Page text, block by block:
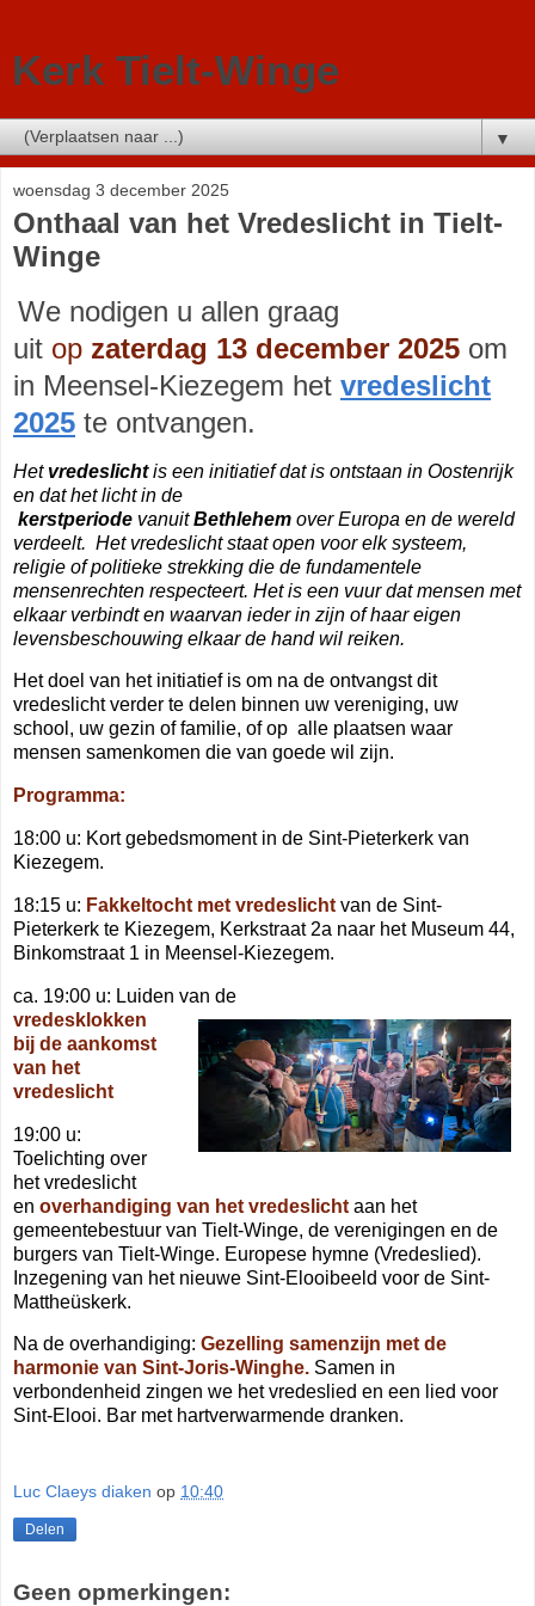
Kerk Tielt-Winge
▼
woensdag 3 december 2025
Onthaal van het Vredeslicht in Tielt-
Winge
We nodigen u allen graag
uit op zaterdag 13 december 2025 om
in Meensel-Kiezegem het vredeslicht
2025 te ontvangen.
Het vredeslichtis een initiatief dat is ontstaan in Oostenrijk
en dat het licht in de
kerstperiode vanuitBethlehem over Europa en de wereld
verdeelt. Het vredeslicht staat open voor elk systeem,
religie of politieke strekking die de fundamentele
mensenrechten respecteert. Het is een vuur dat mensen met
elkaar verbindt en waarvan ieder in zijn of haar eigen
levensbeschouwing elkaar de hand wil reiken.
Het doel van het initiatief is om na de ontvangst dit
vredeslicht verder te delen binnen uw vereniging, uw
school, uw gezin of familie, of op alle plaatsen waar
mensen samenkomen die van goede wil zijn.
Programma:
18:00 u: Kort gebedsmoment in de Sint-Pieterkerk van
Kiezegem.
18:15 u: Fakkeltocht met vredeslicht van de Sint-
Pieterkerk te Kiezegem, Kerkstraat 2a naar het Museum 44,
Binkomstraat 1 in Meensel-Kiezegem.
ca. 19:00 u: Luiden van de
vredesklokken
bij de aankomst
van het
vredeslicht
19:00 u:
Toelichting over
het vredeslicht
en overhandiging van het vredeslicht aan het
gemeentebestuur van Tielt-Winge, de verenigingen en de
burgers van Tielt-Winge. Europese hymne (Vredeslied).
Inzegening van het nieuwe Sint-Elooibeeld voor de Sint-
Mattheüskerk.
Na de overhandiging: Gezelling samenzijn met de
harmonie van Sint-Joris-Winghe. Samen in
verbondenheid zingen we het vredeslied en een lied voor
Sint-Elooi. Bar met hartverwarmende dranken.
Luc Claeys diaken op 10:40
Delen
Geen opmerkingen: